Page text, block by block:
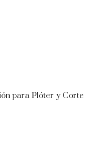
para Plóter y Corte